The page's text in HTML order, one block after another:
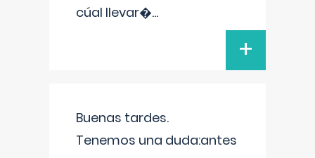
cúal llevar�...
+
Buenas tardes.
Tenemos una duda:antes